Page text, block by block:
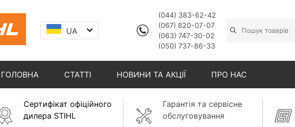
UA
(044) 383-62-42
(067) 820-07-07
(063) 747-30-02
(050) 737-86-33
ГОЛОВНА СТАТТІ НОВИНИ ТА АКЦІЇ ПРО НАС
Сертифікат офіційного
дилера STIHL
Гарантія та сервісне
обслуговування